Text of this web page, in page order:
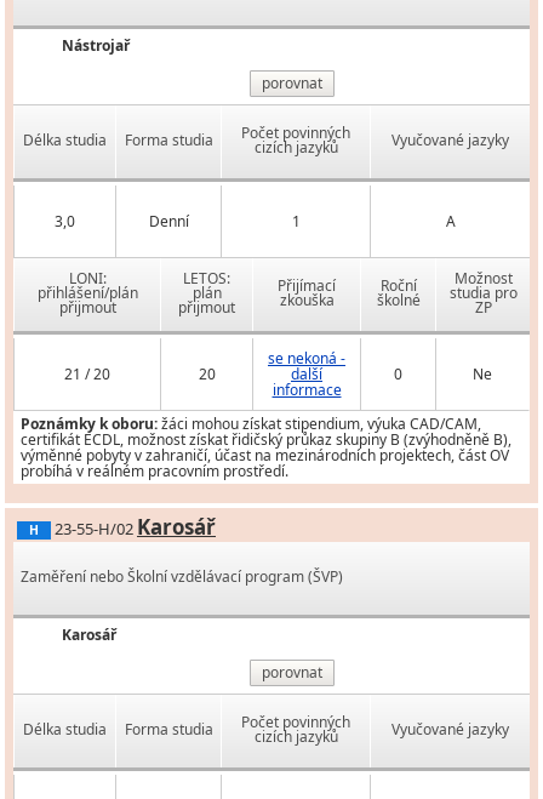
Nástrojař
porovnat
Délka studia Forma studia Počet povinných
cizích jazyků Vyučované jazyky
3,0 Denní 1 A
LONI:
přihlášení/plán
přijmout
LETOS:
plán
přijmout
Přijímací
zkouška
Roční
školné
Možnost
studia pro
ZP
21 / 20 20
se nekoná -
další
informace
0 Ne
Poznámky k oboru:žáci mohou získat stipendium, výuka CAD/CAM,
certifikát ECDL, možnost získat řidičský průkaz skupiny B (zvýhodněně B),
výměnné pobyty v zahraničí, účast na mezinárodních projektech, část OV
probíhá v reálném pracovním prostředí.
H 23-55-H/02 Karosář
Zaměření nebo Školní vzdělávací program (ŠVP)
Karosář
porovnat
Délka studia Forma studia Počet povinných
cizích jazyků Vyučované jazyky